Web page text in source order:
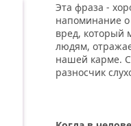
Эта фраза -
напоминание о
вред,
людям,
нашей карме.
разносчик